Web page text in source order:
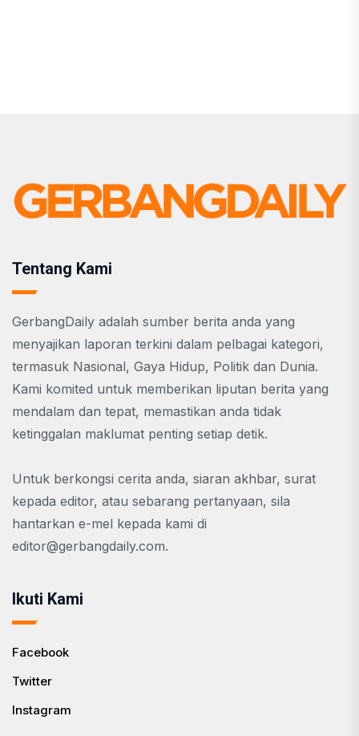
Tentang Kami
GerbangDaily adalah sumber berita anda yang
menyajikan laporan terkini dalam pelbagai kategori,
termasuk Nasional, Gaya Hidup, Politik dan Dunia.
Kami komited untuk memberikan liputan berita yang
mendalam dan tepat, memastikan anda tidak
ketinggalan maklumat penting setiap detik.
Untuk berkongsi cerita anda, siaran akhbar, surat
kepada editor, atau sebarang pertanyaan, sila
hantarkan e-mel kepada kami di
editor@gerbangdaily.com.
Ikuti Kami
Facebook
Twitter
Instagram